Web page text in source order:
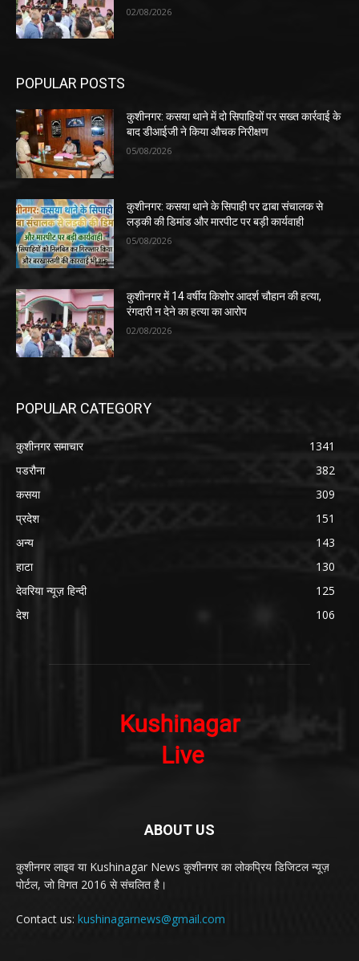
02/08/2026
POPULAR POSTS
कुशीनगर: कसया थाने में दो सिपाहियों पर सख्त कार्रवाई के
बाद डीआईजी ने किया औचक निरीक्षण
05/08/2026
कुशीनगर: कसया थाने के सिपाही पर ढाबा संचालक से
लड़की की डिमांड और मारपीट पर बड़ी कार्यवाही
05/08/2026
कुशीनगर में 14 वर्षीय किशोर आदर्श चौहान की हत्या,
रंगदारी न देने का हत्या का आरोप
02/08/2026
POPULAR CATEGORY
कुशीनगर समाचार
1341
पडरौना
382
कसया
309
प्रदेश
151
अन्य
143
हाटा
130
देवरिया न्यूज़ हिन्दी
125
देश
106
ABOUT US
कुशीनगर लाइव या Kushinagar News कुशीनगर का लोकप्रिय डिजिटल न्यूज़
पोर्टल, जो विगत 2016 से संचलित है।
Contact us: kushinagarnews@gmail.com